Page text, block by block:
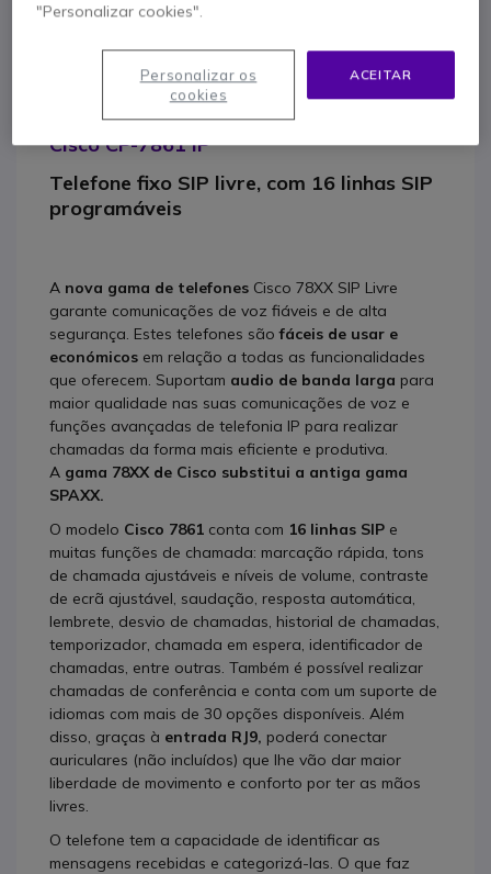
Descrição produto
Cisco CP-7861 IP
Telefone fixo SIP livre, com 16 linhas SIP
programáveis
A nova gama de telefones Cisco 78XX SIP Livre
garante comunicações de voz fiáveis e de alta
segurança. Estes telefones sãofáceis de usar e
económicos em relação a todas as funcionalidades
que oferecem. Suportam audio de banda larga para
maior qualidade nas suas comunicações de voz e
funções avançadas de telefonia IP para realizar
chamadas da forma mais eficiente e produtiva.
A gama 78XX de Cisco substitui a antiga gama
SPAXX.
O modelo Cisco 7861 conta com 16 linhas SIP e
muitas funções de chamada: marcação rápida, tons
de chamada ajustáveis e níveis de volume, contraste
de ecrã ajustável, saudação, resposta automática,
lembrete, desvio de chamadas, historial de chamadas,
temporizador, chamada em espera, identificador de
chamadas, entre outras. Também é possível realizar
chamadas de conferência e conta com um suporte de
idiomas com mais de 30 opções disponíveis. Além
disso, graças à entrada RJ9, poderá conectar
auriculares (não incluídos) que lhe vão dar maior
liberdade de movimento e conforto por ter as mãos
livres.
O telefone tem a capacidade de identificar as
mensagens recebidas e categorizá-las. O que faz
"Personalizar cookies".
ACEITAR
Personalizar os
cookies